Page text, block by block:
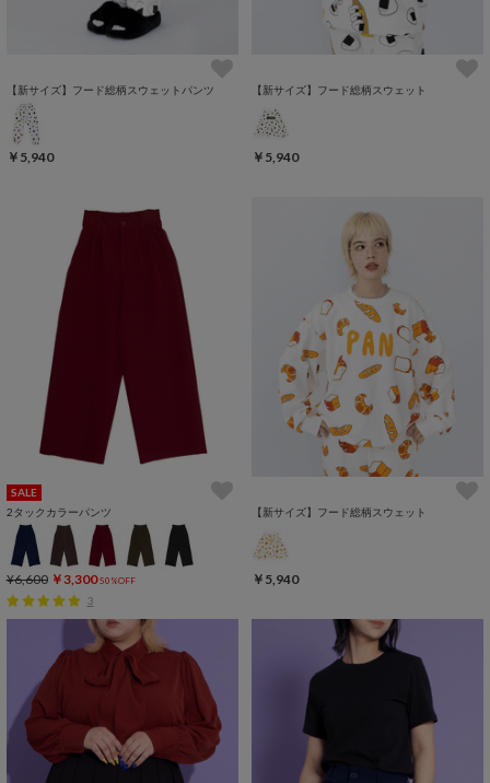
【新サイズ】フード総柄スウェットパンツ
￥5,940
【新サイズ】フード総柄スウェット
￥5,940
SALE
2タックカラーパンツ
¥6,600 ￥3,300 50%OFF
3
【新サイズ】フード総柄スウェット
￥5,940